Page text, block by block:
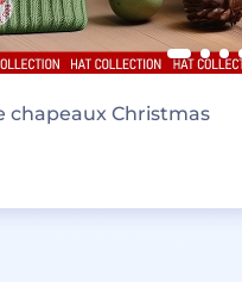
chapeaux Christmas